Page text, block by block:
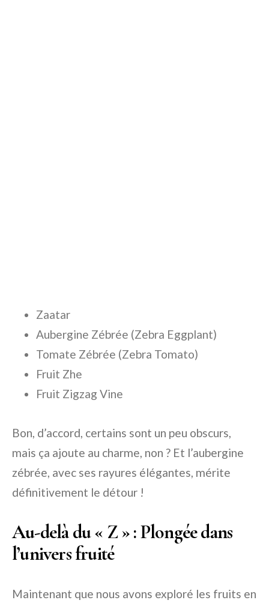
Zaatar
Aubergine Zébrée (Zebra Eggplant)
Tomate Zébrée (Zebra Tomato)
Fruit Zhe
Fruit Zigzag Vine
Bon, d’accord, certains sont un peu obscurs,
mais ça ajoute au charme, non ? Et l’aubergine
zébrée, avec ses rayures élégantes, mérite
définitivement le détour !
Au-delà du « Z » : Plongée dans
l’univers fruité
Maintenant que nous avons exploré les fruits en